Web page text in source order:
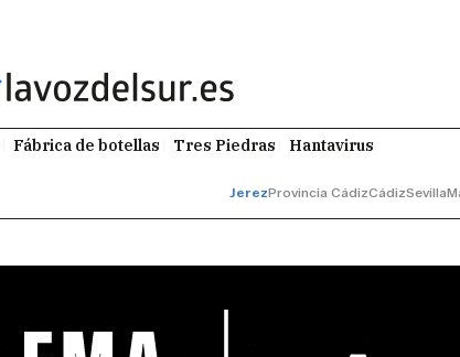
Fábrica de botellas Tres Piedras Hantavirus
JerezProvincia CádizCádizSevilla